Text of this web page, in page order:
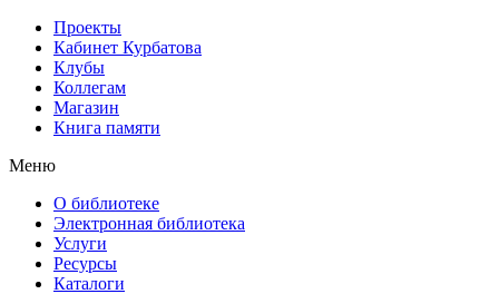
Проекты
Кабинет Курбатова
Клубы
Коллегам
Магазин
Книга памяти
Меню
О библиотеке
Электронная библиотека
Услуги
Ресурсы
Каталоги